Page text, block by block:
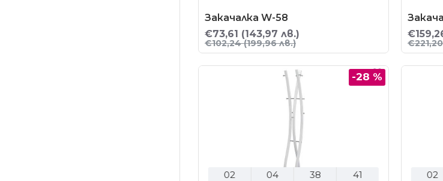
Закачалка W-58
€73,61 (143,97 лв.)
€102,24(199,96 лв.)
-28 %
02 04 38 40 02